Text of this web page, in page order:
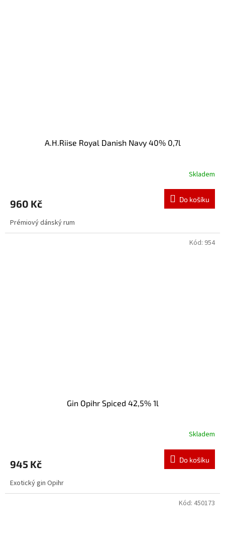
A.H.Riise Royal Danish Navy 40% 0,7l
Skladem
960 Kč Do košíku
Prémiový dánský rum
Gin Opihr Spiced 42,5% 1l
Skladem
945 Kč Do košíku
Exotický gin Opihr
Kód: 954
Kód: 450173